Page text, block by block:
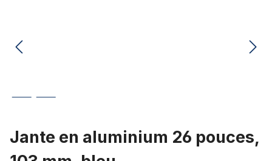
Jante en aluminium 26 pouces,